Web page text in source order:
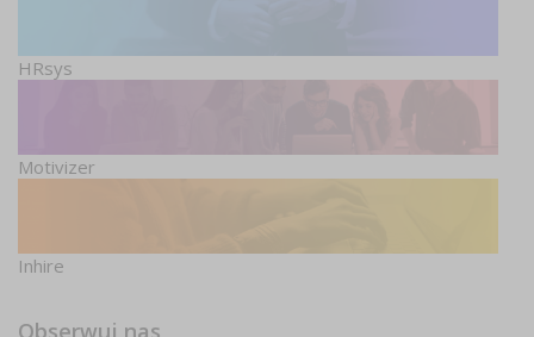
HRsys
Motivizer
Inhire
Obserwuj nas